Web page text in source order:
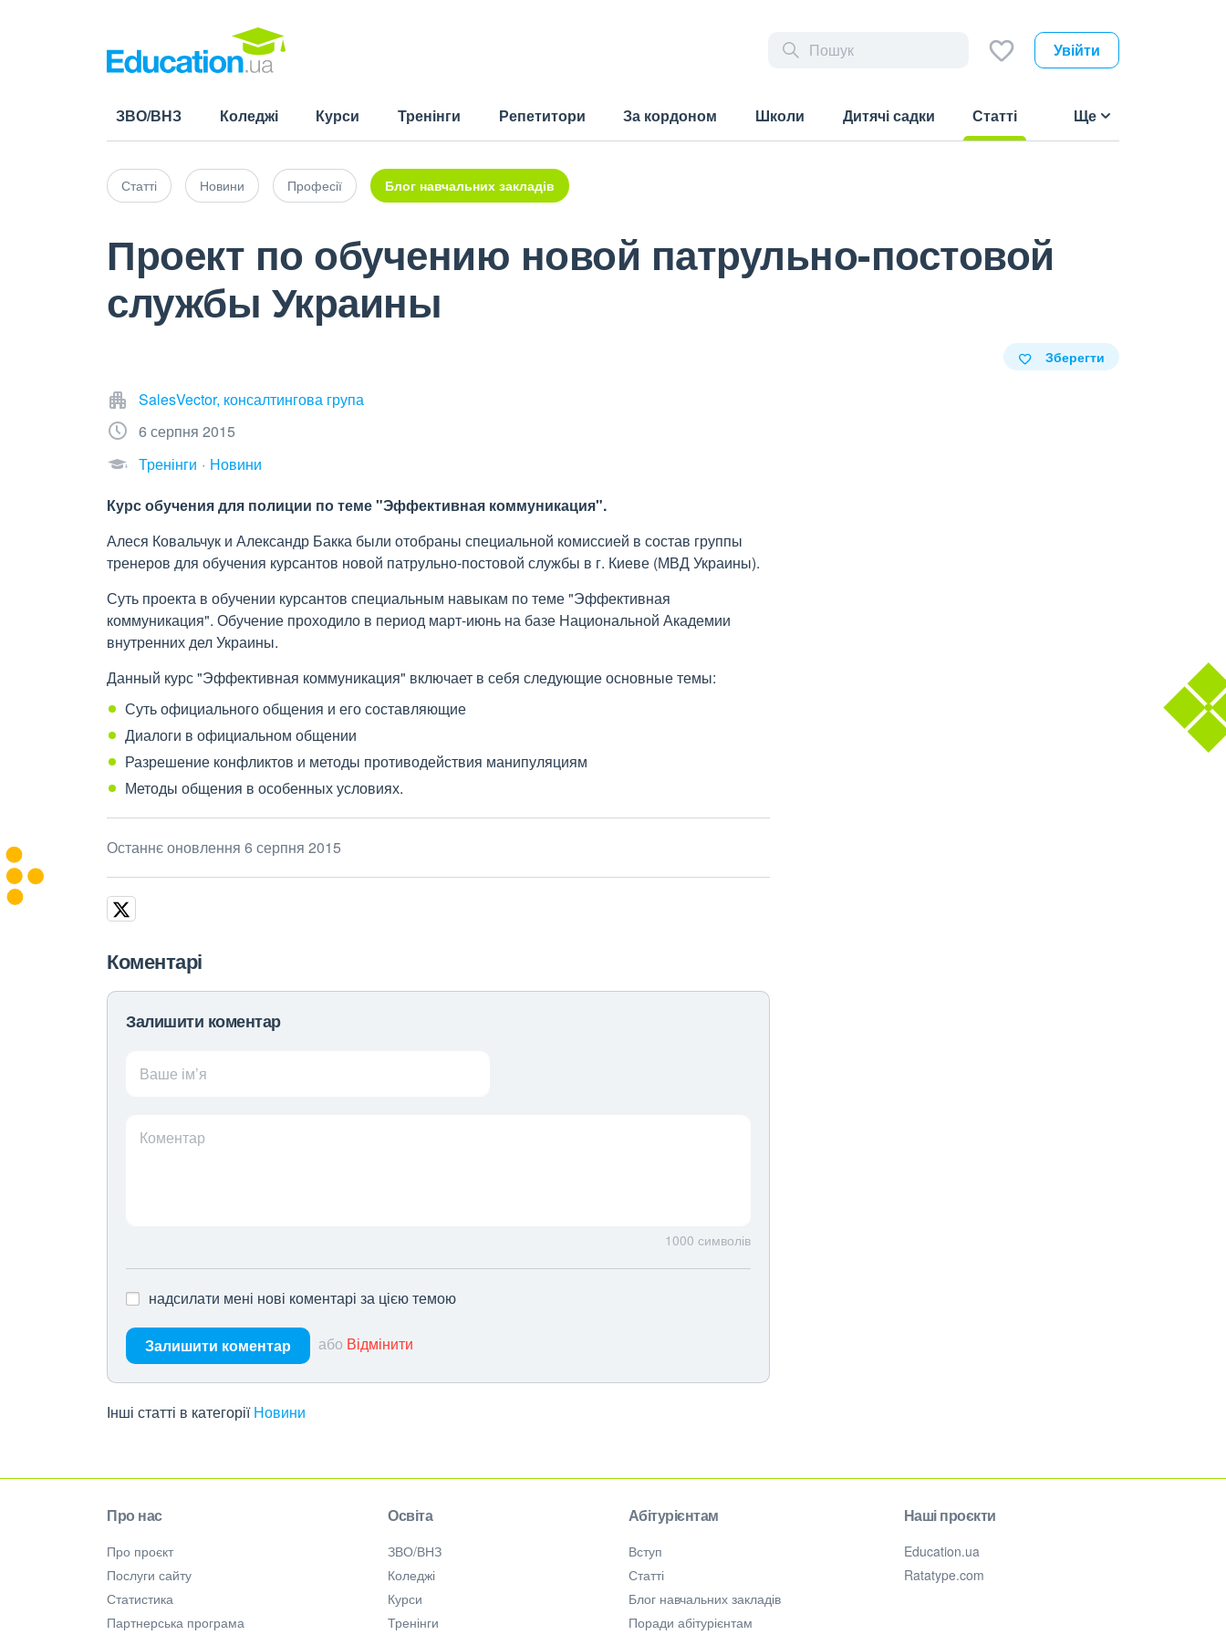
Увійти
ЗВО/ВНЗ Коледжі Курси Тренінги Репетитори За кордоном Школи Дитячі садки
Статті
Ще
Статті Новини Професії Блог навчальних закладів
Проект по обучению новой патрульно-постовой
службы Украины
Зберегти
SalesVector, консалтингова група
6 серпня 2015
Тренінги
Новини
Курс обучения для полиции по теме "Эффективная коммуникация".
Алеся Ковальчук и Александр Бакка были отобраны специальной комиссией в состав группы
тренеров для обучения курсантов новой патрульно-постовой службы в г. Киеве (МВД Украины).
Суть проекта в обучении курсантов специальным навыкам по теме "Эффективная
коммуникация". Обучение проходило в период март-июнь на базе Национальной Академии
внутренних дел Украины.
Данный курс "Эффективная коммуникация" включает в себя следующие основные темы:
Суть официального общения и его составляющие
Диалоги в официальном общении
Разрешение конфликтов и методы противодействия манипуляциям
Методы общения в особенных условиях.
Останнє оновлення 6 серпня 2015
Коментарі
Залишити коментар
Ваше ім’я
Коментар
1000 символів
надсилати мені нові коментарі за цією темою
Залишити коментар або Відмінити
Інші статті в категорії Новини
Про нас
Про проєкт
Послуги сайту
Статистика
Партнерська програма
Освіта
ЗВО/ВНЗ
Коледжі
Курси
Тренінги
Абітурієнтам
Вступ
Статті
Блог навчальних закладів
Поради абітурієнтам
Наші проєкти
Education.ua
Ratatype.com